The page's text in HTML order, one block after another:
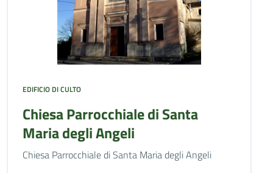
EDIFICIO DI CULTO
Chiesa Parrocchiale di Santa
Maria degli Angeli
Chiesa Parrocchiale di Santa Maria degli Angeli